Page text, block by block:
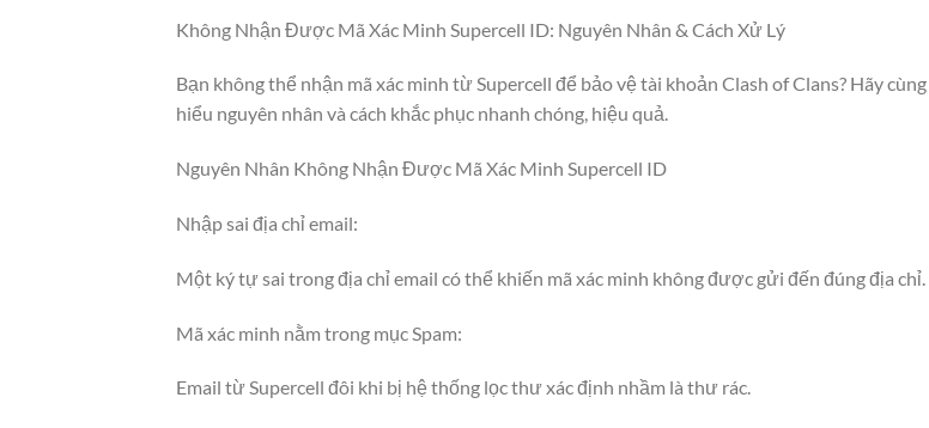
Không Nhận Được Mã Xác Minh Supercell ID: Nguyên Nhân & Cách Xử Lý
Bạn không thể nhận mã xác minh từ Supercell để bảo vệ tài khoản Clash of Clans? Hãy cùng
hiểu nguyên nhân và cách khắc phục nhanh chóng, hiệu quả.
Nguyên Nhân Không Nhận Được Mã Xác Minh Supercell ID
Nhập sai địa chỉ email:
Một ký tự sai trong địa chỉ email có thể khiến mã xác minh không được gửi đến đúng địa chỉ.
Mã xác minh nằm trong mục Spam:
Email từ Supercell đôi khi bị hệ thống lọc thư xác định nhầm là thư rác.